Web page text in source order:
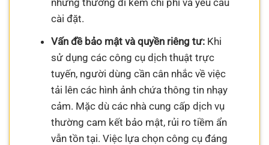
nhưng thường đi kèm chi phí và yêu cầu
cài đặt.
Vấn đề bảo mật và quyền riêng tư:Khi
sử dụng các công cụ dịch thuật trực
tuyến, người dùng cần cân nhắc về việc
tải lên các hình ảnh chứa thông tin nhạy
cảm. Mặc dù các nhà cung cấp dịch vụ
thường cam kết bảo mật, rủi ro tiềm ẩn
vẫn tồn tại. Việc lựa chọn công cụ đáng